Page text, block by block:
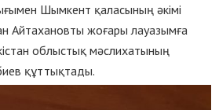
Шымкент қаласының әкімі
Айтахановты жоғары лауазымға
облыстық мәслихатының
құттықтады.